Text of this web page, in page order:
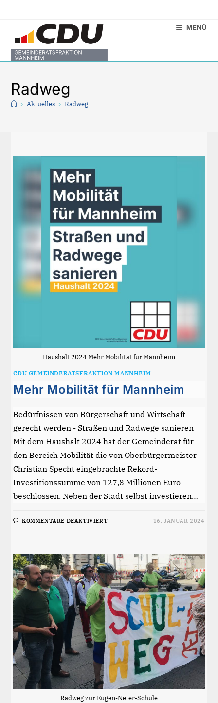
MENÜ
Radweg
> Aktuelles > Radweg
Haushalt 2024 Mehr Mobilität für Mannheim
CDU GEMEINDERATSFRAKTION MANNHEIM
Mehr Mobilität für Mannheim
Bedürfnissen von Bürgerschaft und Wirtschaft
gerecht werden - Straßen und Radwege sanieren
Mit dem Haushalt 2024 hat der Gemeinderat für
den Bereich Mobilität die von Oberbürgermeister
Christian Specht eingebrachte Rekord-
Investitionssumme von 127,8 Millionen Euro
beschlossen. Neben der Stadt selbst investieren…
KOMMENTARE DEAKTIVIERTFÜR 16. JANUAR 2024
Radweg zur Eugen-Neter-Schule